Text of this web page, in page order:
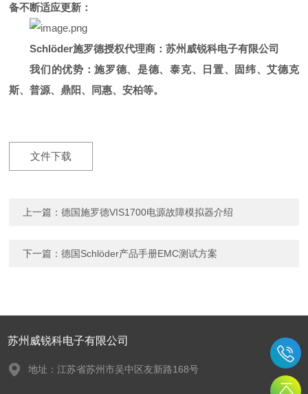
备不断适应更新：
Schlöder施罗德授权代理商：苏州威锐科电子有限公司
我们的优势：施罗德、是德、泰克、日置、固纬、艾德克
斯、普源、鼎阳、同惠、安柏等。
文件下载
上一篇：德国施罗德VIS1700电源故障模拟器介绍
下一篇：德国Schlöder产品手册EMC测试方案
苏州威锐科电子有限公司
地址：江苏省苏州市吴中区友新路168号